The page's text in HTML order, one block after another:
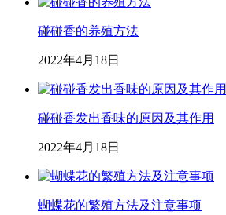
碰碰香的养殖方法
2022年4月18日
碰碰香发出香味的原因及其作用
2022年4月18日
蝴蝶花的繁殖方法及注意事项